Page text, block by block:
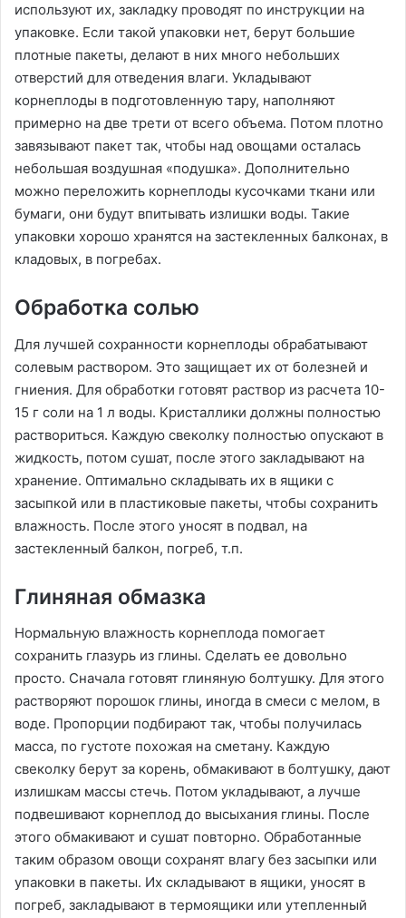
используют их, закладку проводят по инструкции на
упаковке. Если такой упаковки нет, берут большие
плотные пакеты, делают в них много небольших
отверстий для отведения влаги. Укладывают
корнеплоды в подготовленную тару, наполняют
примерно на две трети от всего объема. Потом плотно
завязывают пакет так, чтобы над овощами осталась
небольшая воздушная «подушка». Дополнительно
можно переложить корнеплоды кусочками ткани или
бумаги, они будут впитывать излишки воды. Такие
упаковки хорошо хранятся на застекленных балконах, в
кладовых, в погребах.
Обработка солью
Для лучшей сохранности корнеплоды обрабатывают
солевым раствором. Это защищает их от болезней и
гниения. Для обработки готовят раствор из расчета 10-
15 г соли на 1 л воды. Кристаллики должны полностью
раствориться. Каждую свеколку полностью опускают в
жидкость, потом сушат, после этого закладывают на
хранение. Оптимально складывать их в ящики с
засыпкой или в пластиковые пакеты, чтобы сохранить
влажность. После этого уносят в подвал, на
застекленный балкон, погреб, т.п.
Глиняная обмазка
Нормальную влажность корнеплода помогает
сохранить глазурь из глины. Сделать ее довольно
просто. Сначала готовят глиняную болтушку. Для этого
растворяют порошок глины, иногда в смеси с мелом, в
воде. Пропорции подбирают так, чтобы получилась
масса, по густоте похожая на сметану. Каждую
свеколку берут за корень, обмакивают в болтушку, дают
излишкам массы стечь. Потом укладывают, а лучше
подвешивают корнеплод до высыхания глины. После
этого обмакивают и сушат повторно. Обработанные
таким образом овощи сохранят влагу без засыпки или
упаковки в пакеты. Их складывают в ящики, уносят в
погреб, закладывают в термоящики или утепленный